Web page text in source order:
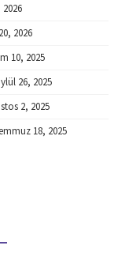
2026
10, 2025
26, 2025
2, 2025
18, 2025